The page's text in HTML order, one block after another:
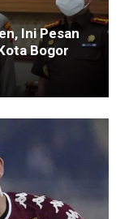
Ini Pesan
Bogor